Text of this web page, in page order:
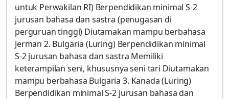
untuk Perwakilan RI) Berpendidikan minimal S-2
jurusan bahasa dan sastra (penugasan di
perguruan tinggi) Diutamakan mampu berbahasa
Jerman 2. Bulgaria (Luring) Berpendidikan minimal
S-2 jurusan bahasa dan sastra Memiliki
keterampilan seni, khususnya seni tari Diutamakan
mampu berbahasa Bulgaria 3. Kanada (Luring)
Berpendidikan minimal S-2 jurusan bahasa dan